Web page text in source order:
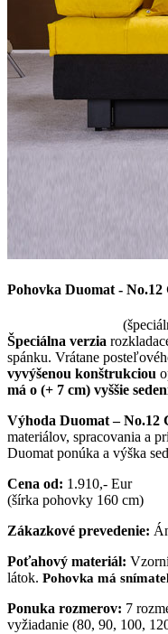
Pohovka Duomat - No.12
(špeciálne
Špeciálna verzia
spánku. Vrátane
vyvýšenou konštrukciou
má o (+ 7 cm) vyššie
Výhoda Duomat – No.12
materiálov, spracovania a
Duomat ponúka a výška
Cena od: 1.910,- Eur
(šírka pohovky 160 cm)
Zákazkové prevedenie:
Poťahový materiál:
látok. Pohovka má
Ponuka rozmerov: 7
vyžiadanie (80, 90, 100,